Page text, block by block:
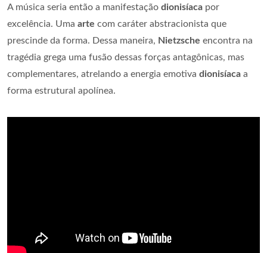
A música seria então a manifestação dionisíaca por
excelência. Uma arte com caráter abstracionista que
prescinde da forma. Dessa maneira, Nietzsche encontra na
tragédia grega uma fusão dessas forças antagônicas, mas
complementares, atrelando a energia emotiva dionisíaca a
forma estrutural apolínea.